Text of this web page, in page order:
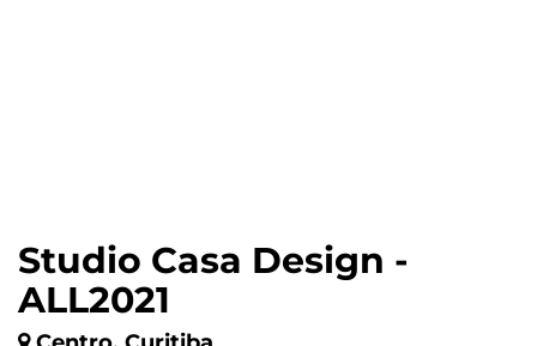
Studio Casa Design -
ALL2021